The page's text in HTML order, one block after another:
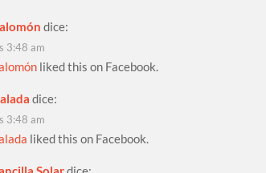
dice:
3:48 am
liked this on Facebook.
dice:
3:48 am
liked this on Facebook.